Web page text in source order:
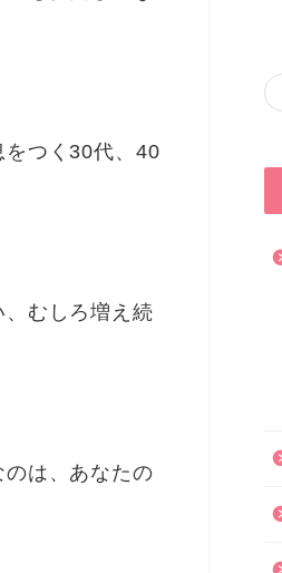
つく30代、40
むしろ増え続
のは、あなたの